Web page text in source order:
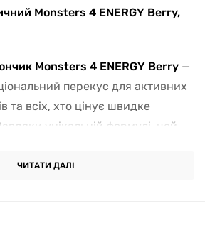
Monsters 4 ENERGY Berry,
Monsters 4 ENERGY Berry —
перекус для активних
та всіх, хто цінує швидке
унікальній формулі, цей
речовинами у зручному
ЧИТАТИ ДАЛІ